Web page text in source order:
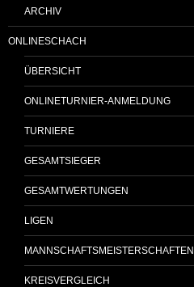
ARCHIV
ONLINESCHACH
ÜBERSICHT
ONLINETURNIER-ANMELDUNG
TURNIERE
GESAMTSIEGER
GESAMTWERTUNGEN
LIGEN
MANNSCHAFTSMEISTERSCHAFTEN
KREISVERGLEICH